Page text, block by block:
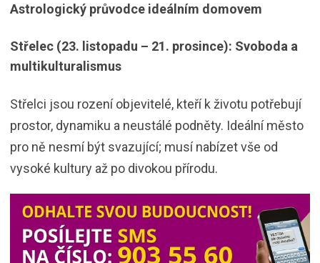
Astrologický průvodce ideálním domovem
Střelec (23. listopadu – 21. prosince): Svoboda a
multikulturalismus
Střelci jsou rození objevitelé, kteří k životu potřebují
prostor, dynamiku a neustálé podněty. Ideální město
pro ně nesmí být svazující; musí nabízet vše od
vysoké kultury až po divokou přírodu.